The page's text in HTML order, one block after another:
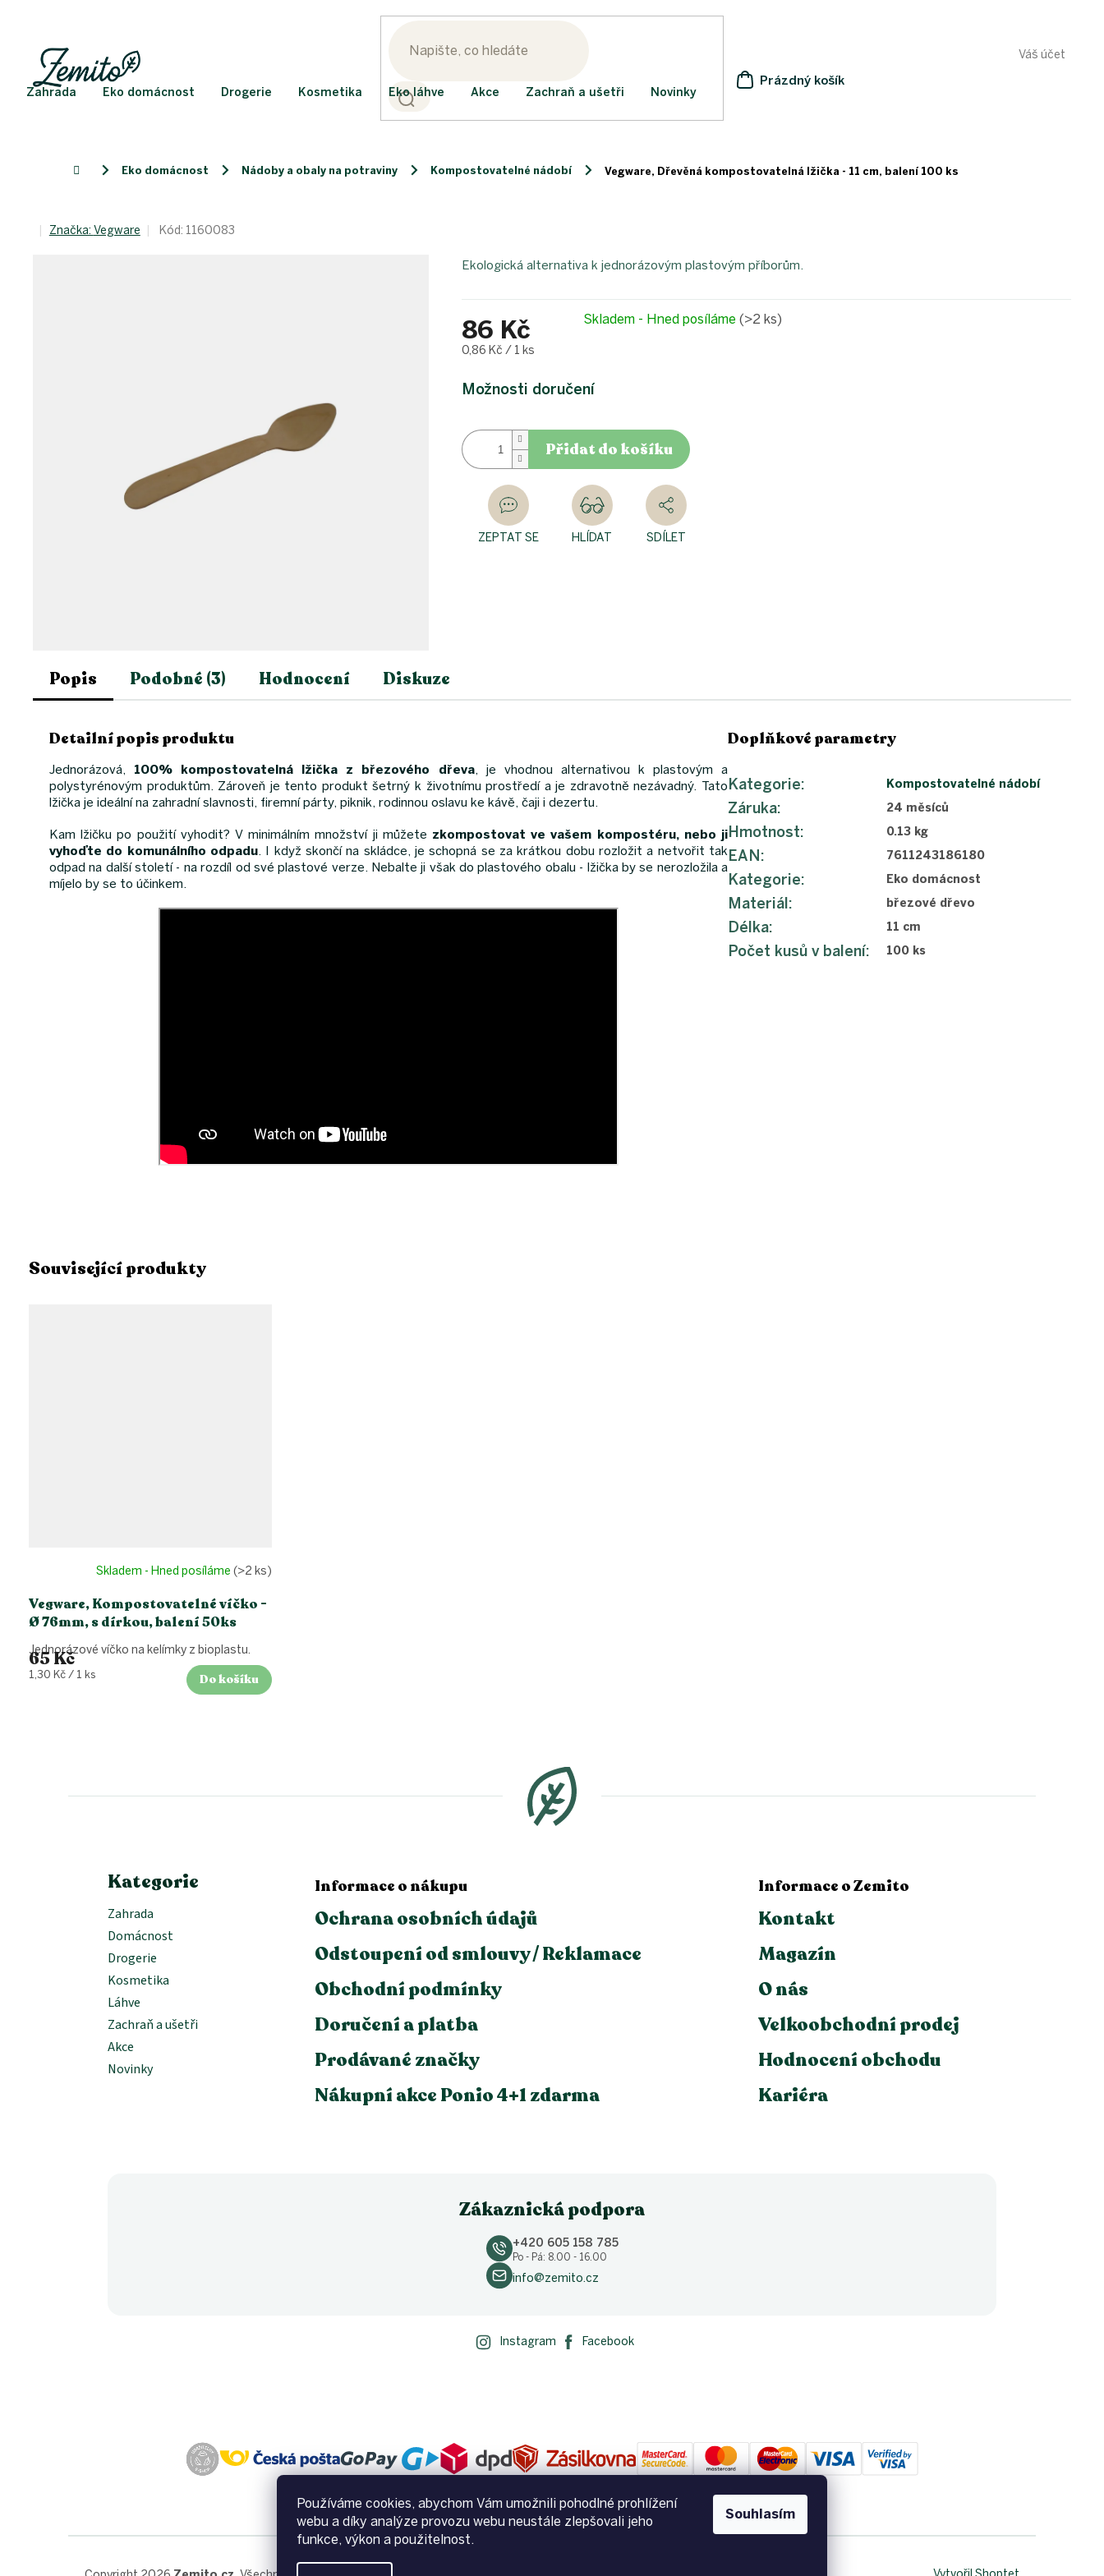
Používáme cookies, abychom Vám umožnili pohodlné prohlížení
webu a díky analýze provozu webu neustále zlepšovali jeho
funkce, výkon a použitelnost.
Souhlasím
Váš účet
NÁKUPNÍ
Prázdný košík
Zahrada Eko domácnost Drogerie Kosmetika Eko láhve Akce Zachraň a ušetři Novinky
Domů Eko domácnost Nádoby a obaly na potraviny Kompostovatelné nádobí Vegware, Dřevěná kompostovatelná lžička - 11 cm, balení 100 ks
Značka: Vegware Kód: 1160083
86 Kč
Měrná
0,86 Kč / 1 ks
Skladem - Hned posíláme(>2 ks)
Možnosti doručení
Přidat do košíku
Ekologická alternativa k jednorázovým plastovým příborům.
ZEPTAT SE HLÍDAT SDÍLET
Související produkty
Vegware, Kompostovatelné víčko -
Ø 76mm, s dírkou, balení 50ks
Skladem - Hned posíláme (>2 ks)
65 Kč
Měrná
1,30 Kč / 1 ks Do košíku
Jednorázové víčko na kelímky z bioplastu.
Popis Podobné (3) Hodnocení Diskuze
Detailní popis produktu
Jednorázová, 100% kompostovatelná lžička z březového dřeva, je vhodnou alternativou k plastovým a
polystyrénovým produktům. Zároveň je tento produkt šetrný k životnímu prostředí a je zdravotně nezávadný. Tato
lžička je ideální na zahradní slavnosti, firemní párty, piknik, rodinnou oslavu ke kávě, čaji i dezertu.
Kam lžičku po použití vyhodit? V minimálním množství ji můžete zkompostovat ve vašem kompostéru, nebo ji
vyhoďte do komunálního odpadu . I když skončí na skládce, je schopná se za krátkou dobu rozložit a netvořit tak
odpad na další století - na rozdíl od své plastové verze. Nebalte ji však do plastového obalu - lžička by se nerozložila a
míjelo by se to účinkem.
Doplňkové parametry
Kategorie: Kompostovatelné nádobí
Záruka: 24 měsíců
Hmotnost: 0.13 kg
EAN: 7611243186180
Kategorie: Eko domácnost
Materiál: březové dřevo
Délka: 11 cm
Počet kusů v balení: 100 ks
Kategorie
Zahrada
Domácnost
Drogerie
Kosmetika
Láhve
Zachraň a ušetři
Akce
Novinky
Informace o nákupu
Ochrana osobních údajů
Odstoupení od smlouvy / Reklamace
Obchodní podmínky
Doručení a platba
Prodávané značky
Nákupní akce Ponio 4+1 zdarma
Informace o Zemito
Kontakt
Magazín
O nás
Velkoobchodní prodej
Hodnocení obchodu
Kariéra
Zákaznická podpora
+420 605 158 785
Po - Pá: 8.00 - 16.00
info@zemito.cz
Instagram Facebook